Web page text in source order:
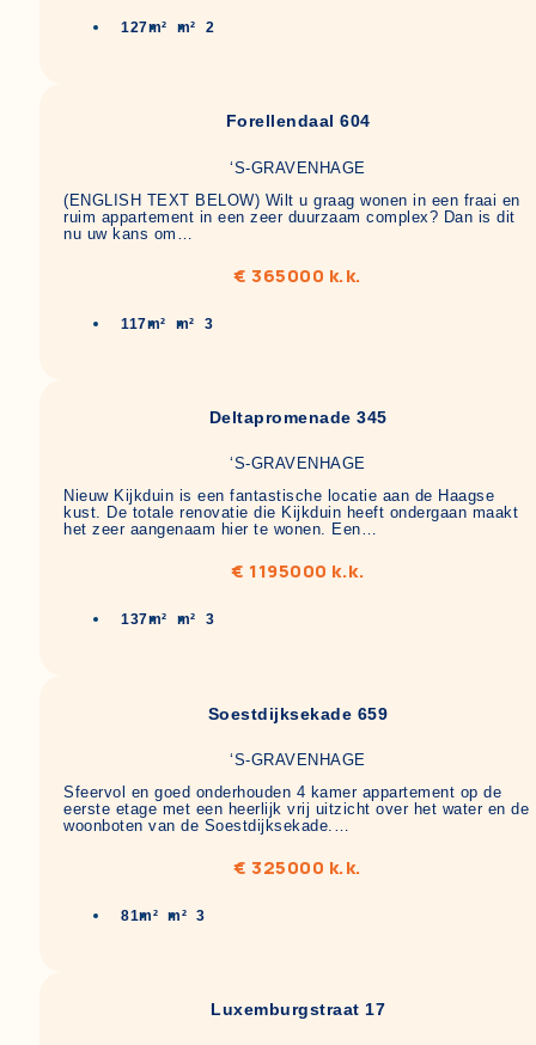
127m² m² 2
Forellendaal 604
‘S-GRAVENHAGE
(ENGLISH TEXT BELOW) Wilt u graag wonen in een fraai en
ruim appartement in een zeer duurzaam complex? Dan is dit
nu uw kans om…
€ 365000 k.k.
117m² m² 3
Deltapromenade 345
‘S-GRAVENHAGE
Nieuw Kijkduin is een fantastische locatie aan de Haagse
kust. De totale renovatie die Kijkduin heeft ondergaan maakt
het zeer aangenaam hier te wonen. Een…
€ 1195000 k.k.
137m² m² 3
Soestdijksekade 659
‘S-GRAVENHAGE
Sfeervol en goed onderhouden 4 kamer appartement op de
eerste etage met een heerlijk vrij uitzicht over het water en de
woonboten van de Soestdijksekade.…
€ 325000 k.k.
81m² m² 3
Luxemburgstraat 17